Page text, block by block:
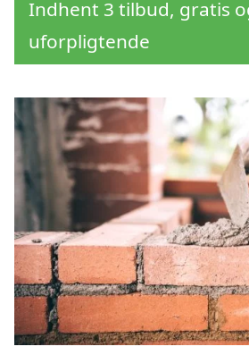
Indhent 3 tilbud, gratis
uforpligtende